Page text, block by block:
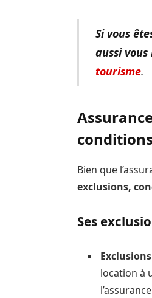
Si vous
aussi
tourisme.
Bien que
exclusions,
Ses
location à